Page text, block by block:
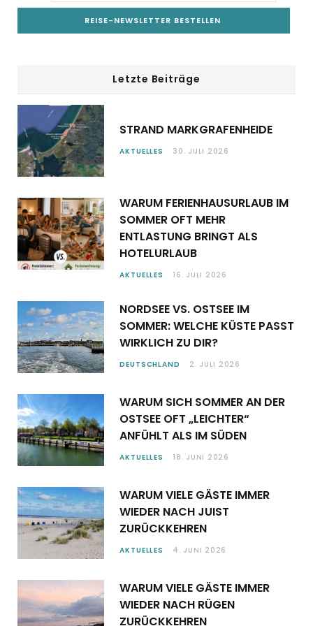
Letzte Beiträge
STRAND MARKGRAFENHEIDE
AKTUELLES 30. JULI 2026
WARUM FERIENHAUSURLAUB IM
SOMMER OFT MEHR
ENTLASTUNG BRINGT ALS
HOTELURLAUB
AKTUELLES 16. JULI 2026
NORDSEE VS. OSTSEE IM
SOMMER: WELCHE KÜSTE PASST
WIRKLICH ZU DIR?
DEUTSCHLAND 2. JULI 2026
WARUM SICH SOMMER AN DER
OSTSEE OFT „LEICHTER“
ANFÜHLT ALS IM SÜDEN
AKTUELLES 18. JUNI 2026
WARUM VIELE GÄSTE IMMER
WIEDER NACH JUIST
ZURÜCKKEHREN
AKTUELLES 4. JUNI 2026
WARUM VIELE GÄSTE IMMER
WIEDER NACH RÜGEN
ZURÜCKKEHREN